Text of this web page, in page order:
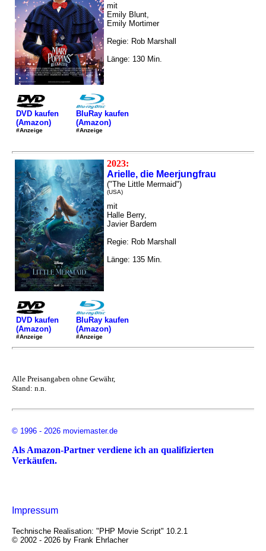
mit
Emily Blunt,
Emily Mortimer
Regie: Rob Marshall
Länge: 130 Min.
DVD kaufen
(Amazon)
#Anzeige
BluRay kaufen
(Amazon)
#Anzeige
2023:
Arielle, die Meerjungfrau
("The Little Mermaid")
(USA)
mit
Halle Berry,
Javier Bardem
Regie: Rob Marshall
Länge: 135 Min.
DVD kaufen
(Amazon)
#Anzeige
BluRay kaufen
(Amazon)
#Anzeige
Alle Preisangaben ohne Gewähr,
Stand: n.n.
© 1996 - 2026 moviemaster.de
Als Amazon-Partner verdiene ich an qualifizierten
Verkäufen.
Impressum
Technische Realisation: "PHP Movie Script" 10.2.1
© 2002 - 2026 by Frank Ehrlacher